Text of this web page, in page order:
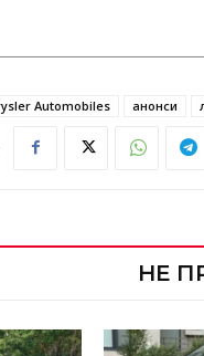
Automobiles анонси
НЕ